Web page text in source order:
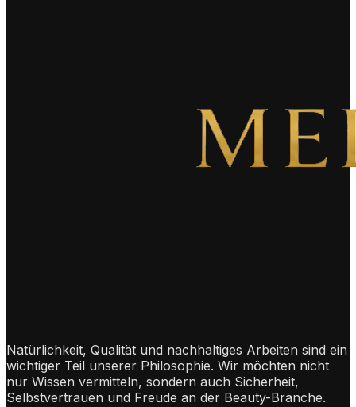
Natürlichkeit, Qualität und nachhaltiges Arbeiten sind ein
wichtiger Teil unserer Philosophie. Wir möchten nicht
nur Wissen vermitteln, sondern auch Sicherheit,
Selbstvertrauen und Freude an der Beauty-Branche.